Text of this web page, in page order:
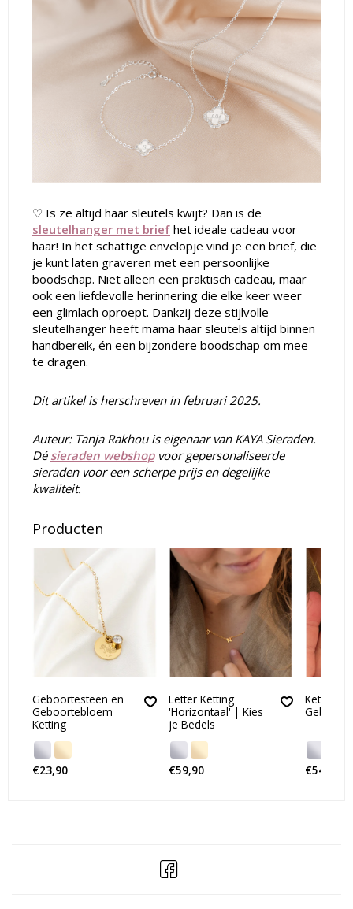
♡ Is ze altijd haar sleutels kwijt? Dan is de
sleutelhanger met brief het ideale cadeau voor
haar! In het schattige envelopje vind je een brief, die
je kunt laten graveren met een persoonlijke
boodschap. Niet alleen een praktisch cadeau, maar
ook een liefdevolle herinnering die elke keer weer
een glimlach oproept. Dankzij deze stijlvolle
sleutelhanger heeft mama haar sleutels altijd binnen
handbereik, én een bijzondere boodschap om mee
te dragen.
Dit artikel is herschreven in februari 2025.
Auteur: Tanja Rakhou is eigenaar van KAYA Sieraden.
Dé sieraden webshopvoor gepersonaliseerde
sieraden voor een scherpe prijs en degelijke
kwaliteit.
Producten
Geboortesteen en
Geboortebloem
Ketting
€23,90
Letter Ketting
'Horizontaal' | Kies
je Bedels
€59,90
Ketting
€54,90